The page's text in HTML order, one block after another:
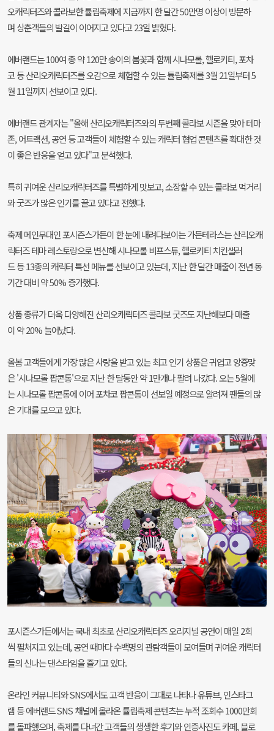
오캐릭터즈와 콜라보한 튤립축제에 지금까지 한 달간 50만명 이상이 방문하
며 상춘객들의 발길이 이어지고 있다고 23일 밝혔다.
에버랜드는 100여 종 약 120만 송이의 봄꽃과 함께 시나모롤, 헬로키티, 포차
코 등 산리오캐릭터즈를 오감으로 체험할 수 있는 튤립축제를 3월 21일부터 5
월 11일까지 선보이고 있다.
에버랜드 관계자는 "올해 산리오캐릭터즈와의 두번째 콜라보 시즌을 맞아 테마
존, 어트랙션, 공연 등 고객들이 체험할 수 있는 캐릭터 협업 콘텐츠를 확대한 것
이 좋은 반응을 얻고 있다"고 분석했다.
특히 귀여운 산리오캐릭터즈를 특별하게 맛보고, 소장할 수 있는 콜라보 먹거리
와 굿즈가 많은 인기를 끌고 있다고 전했다.
축제 메인무대인 포시즌스가든이 한 눈에 내려다보이는 가든테라스는 산리오캐
릭터즈 테마 레스토랑으로 변신해 시나모롤 비프스튜, 헬로키티 치킨샐러
드 등 13종의 캐릭터 특선 메뉴를 선보이고 있는데, 지난 한 달간 매출이 전년 동
기간 대비 약 50% 증가했다.
상품 종류가 더욱 다양해진 산리오캐릭터즈 콜라보 굿즈도 지난해보다 매출
이 약 20% 늘어났다.
올봄 고객들에게 가장 많은 사랑을 받고 있는 최고 인기 상품은 귀엽고 앙증맞
은 '시나모롤 팝콘통'으로 지난 한 달동안 약 1만개나 팔려 나갔다. 오는 5월에
는 시나모롤 팝콘통에 이어 포차코 팝콘통이 선보일 예정으로 알려져 팬들의 많
은 기대를 모으고 있다.
포시즌스가든에서는 국내 최초로 산리오캐릭터즈 오리지널 공연이 매일 2회
씩 펼쳐지고 있는데, 공연 때마다 수백명의 관람객들이 모여들며 귀여운 캐릭터
들의 신나는 댄스타임을 즐기고 있다.
온라인 커뮤니티와 SNS에서도 고객 반응이 그대로 나타나 유튜브, 인스타그
램 등 에버랜드 SNS 채널에 올라온 튤립축제 콘텐츠는 누적 조회수 1000만회
를 돌파했으며, 축제를 다녀간 고객들의 생생한 후기와 인증사진도 카페, 블로